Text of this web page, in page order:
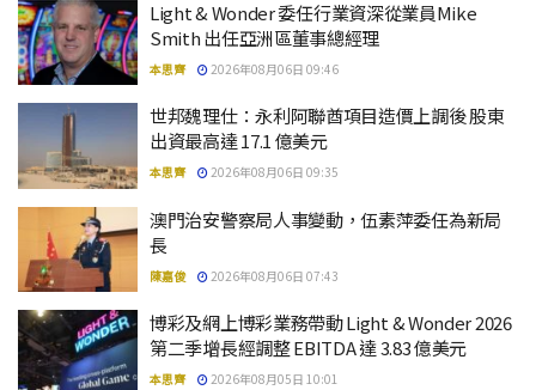
Light & Wonder 委任行業資深從業員Mike
Smith 出任亞洲區董事總經理
本思齊 2026年08月06日 09:46
世邦魏理仕：永利阿聯酋項目造價上調後 股東
出資最高達 17.1 億美元
本思齊 2026年08月06日 09:35
澳門治安警察局人事變動，伍素萍委任為新局
長
陳嘉俊 2026年08月06日 07:43
博彩及網上博彩業務帶動 Light & Wonder 2026
第二季增長經調整 EBITDA 達 3.83 億美元
本思齊 2026年08月05日 10:01